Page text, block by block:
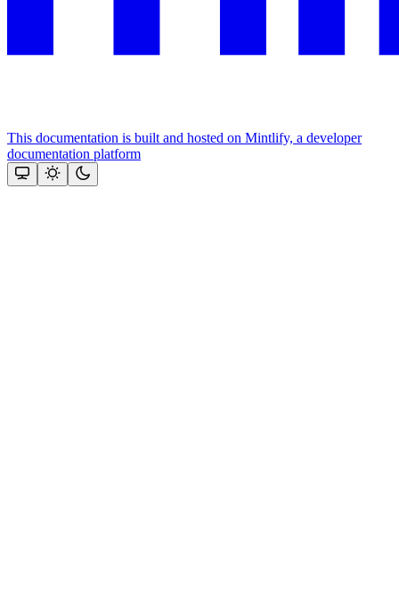
This documentation is built and hosted on Mintlify, a developer
documentation platform